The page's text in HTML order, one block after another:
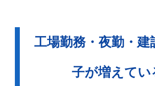
工場勤務・夜勤・建
子が増えてい